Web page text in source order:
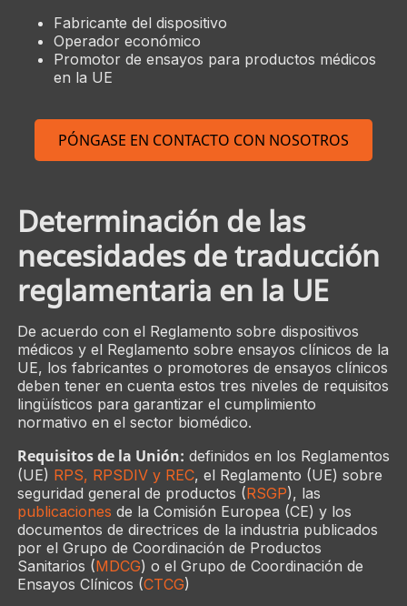
Fabricante del dispositivo
Operador económico
Promotor de ensayos para productos médicos
en la UE
PÓNGASE EN CONTACTO CON NOSOTROS
Determinación de las
necesidades de traducción
reglamentaria en la UE
De acuerdo con el Reglamento sobre dispositivos
médicos y el Reglamento sobre ensayos clínicos de la
UE, los fabricantes o promotores de ensayos clínicos
deben tener en cuenta estos tres niveles de requisitos
lingüísticos para garantizar el cumplimiento
normativo en el sector biomédico.
Requisitos de la Unión: definidos en los Reglamentos
(UE) RPS, RPSDIV y REC, el Reglamento (UE) sobre
seguridad general de productos (RSGP), las
publicaciones de la Comisión Europea (CE) y los
documentos de directrices de la industria publicados
por el Grupo de Coordinación de Productos
Sanitarios (MDCG) o el Grupo de Coordinación de
Ensayos Clínicos (CTCG)